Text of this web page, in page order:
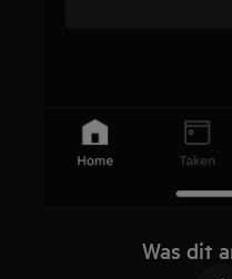
Was dit